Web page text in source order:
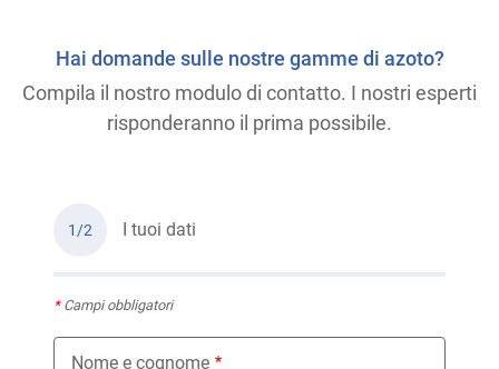
Hai domande sulle nostre gamme di azoto?
Compila il nostro modulo di contatto. I nostri esperti
risponderanno il prima possibile.
1/2 I tuoi dati
*Campi obbligatori
Nome e cognome